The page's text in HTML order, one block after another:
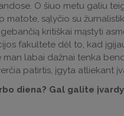
O šiuo metu galiu
matote, sąlyčio su
kritiškai mąstyti
fakultete dėl to, kad
labai dažnai tenka
patirtis, įgyta atliekant
diena? Gal galite